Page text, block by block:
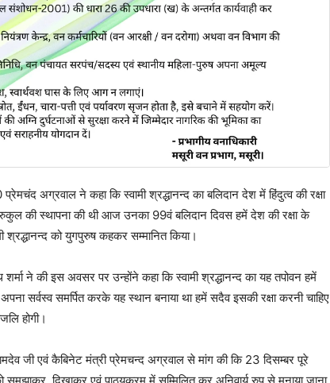
अग्रवाल ने कहा कि स्वामी श्रद्धानन्द का बलिदान देश में हिंदुत्व की रक्षा
की स्थापना की थी आज उनका 99वं बलिदान दिवस हमें देश की रक्षा के
श्रद्धानन्द को युगपुरुष कहकर सम्मानित किया।
शर्मा ने की इस अवसर पर उन्होंने कहा कि स्वामी श्रद्धानन्द का यह तपोवन हमें
अपना सर्वस्व समर्पित करके यह स्थान बनाया था हमें सदैव इसकी रक्षा करनी चाहिए
होगी।
जी एवं कैबिनेट मंत्री प्रेमचन्द अग्रवाल से मांग की कि 23 दिसम्बर पूरे